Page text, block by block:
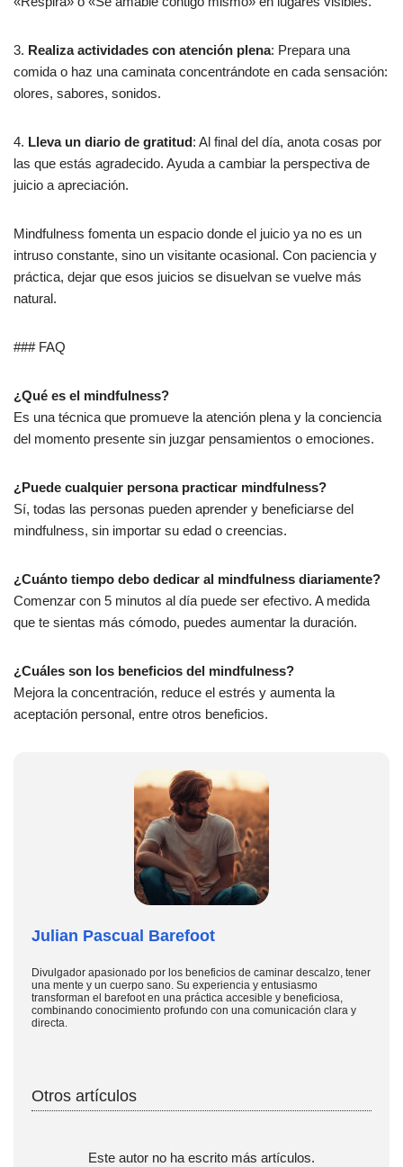
3. Realiza actividades con atención plena: Prepara una
comida o haz una caminata concentrándote en cada sensación:
olores, sabores, sonidos.
4. Lleva un diario de gratitud: Al final del día, anota cosas por
las que estás agradecido. Ayuda a cambiar la perspectiva de
juicio a apreciación.
Mindfulness fomenta un espacio donde el juicio ya no es un
intruso constante, sino un visitante ocasional. Con paciencia y
práctica, dejar que esos juicios se disuelvan se vuelve más
natural.
### FAQ
¿Qué es el mindfulness?
Es una técnica que promueve la atención plena y la conciencia
del momento presente sin juzgar pensamientos o emociones.
¿Puede cualquier persona practicar mindfulness?
Sí, todas las personas pueden aprender y beneficiarse del
mindfulness, sin importar su edad o creencias.
¿Cuánto tiempo debo dedicar al mindfulness diariamente?
Comenzar con 5 minutos al día puede ser efectivo. A medida
que te sientas más cómodo, puedes aumentar la duración.
¿Cuáles son los beneficios del mindfulness?
Mejora la concentración, reduce el estrés y aumenta la
aceptación personal, entre otros beneficios.
Julian Pascual Barefoot
Divulgador apasionado por los beneficios de caminar descalzo, tener
una mente y un cuerpo sano. Su experiencia y entusiasmo
transforman el barefoot en una práctica accesible y beneficiosa,
combinando conocimiento profundo con una comunicación clara y
directa.
Otros artículos
Este autor no ha escrito más artículos.